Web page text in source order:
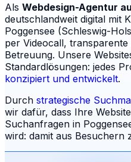
Als Webdesign-Agentur
deutschlandweit digital mit
Poggensee (Schleswig-
per Videocall,
Betreuung. Unsere
Standardlösungen: jedes
konzipiert und entwickelt.
Durch strategische
wir dafür, dass Ihre
Suchanfragen in
wird: damit aus Besuchern